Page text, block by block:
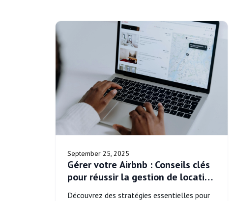
September 25, 2025
Gérer votre Airbnb : Conseils clés
pour réussir la gestion de location
Airbnb
Découvrez des stratégies essentielles pour